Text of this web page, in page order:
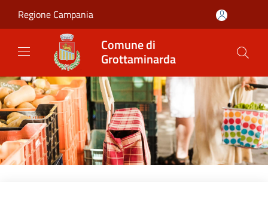
Regione Campania
Comune di
Grottaminarda